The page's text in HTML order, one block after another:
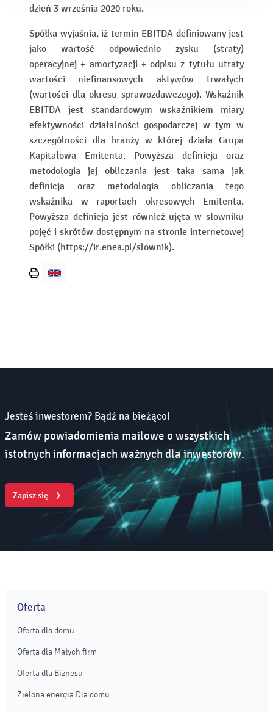
dzień 3 września 2020 roku.
Spółka wyjaśnia, iż termin EBITDA definiowany jest
jako wartość odpowiednio zysku (straty)
operacyjnej + amortyzacji + odpisu z tytułu utraty
wartości niefinansowych aktywów trwałych
(wartości dla okresu sprawozdawczego). Wskaźnik
EBITDA jest standardowym wskaźnikiem miary
efektywności działalności gospodarczej w tym w
szczególności dla branży w której działa Grupa
Kapitałowa Emitenta. Powyższa definicja oraz
metodologia jej obliczania jest taka sama jak
definicja oraz metodologia obliczania tego
wskaźnika w raportach okresowych Emitenta.
Powyższa definicja jest również ujęta w słowniku
pojęć i skrótów dostępnym na stronie internetowej
Spółki (https://ir.enea.pl/slownik).
Jesteś inwestorem? Bądź na bieżąco!
Zamów powiadomienia mailowe o wszystkich
istotnych informacjach ważnych dla inwestorów.
Zapisz się
Oferta
Oferta dla domu
Oferta dla Małych firm
Oferta dla Biznesu
Zielona energia Dla domu